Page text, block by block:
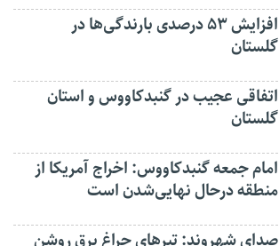
افزایش ۵۳ درصدی بارندگی‌ها در
گلستان
اتفاقی عجیب در‌ گنبدکاووس و استان
گلستان
امام جمعه گنبدکاووس: اخراج آمریکا از
منطقه درحال نهایی‌شدن است